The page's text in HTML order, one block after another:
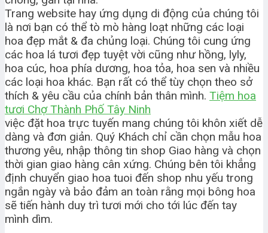
Trang website hay ứng dụng di động của chúng tôi
là nơi bạn có thể tò mò hàng loạt những các loại
hoa đẹp mắt & đa chủng loại. Chúng tôi cung ứng
các hoa lá tươi đẹp tuyệt vời cũng như hồng, lyly,
hoa cúc, hoa phía dương, hoa tỏa, hoa sen và nhiều
các loại hoa khác. Bạn rất có thể tùy chọn theo sở
thích & yêu cầu của chính bản thân mình. Tiệm hoa
tươi Chợ Thành Phố Tây Ninh
việc đặt hoa trực tuyến mang chúng tôi khôn xiết dễ
dàng và đơn giản. Quý Khách chỉ cần chọn mẫu hoa
thương yêu, nhập thông tin shop Giao hàng và chọn
thời gian giao hàng cân xứng. Chúng bên tôi khẳng
định chuyển giao hoa tuoi đến shop nhu yếu trong
ngắn ngày và bảo đảm an toàn rằng mọi bông hoa
sẽ tiến hành duy trì tươi mới cho tới lúc đến tay
mình dìm.